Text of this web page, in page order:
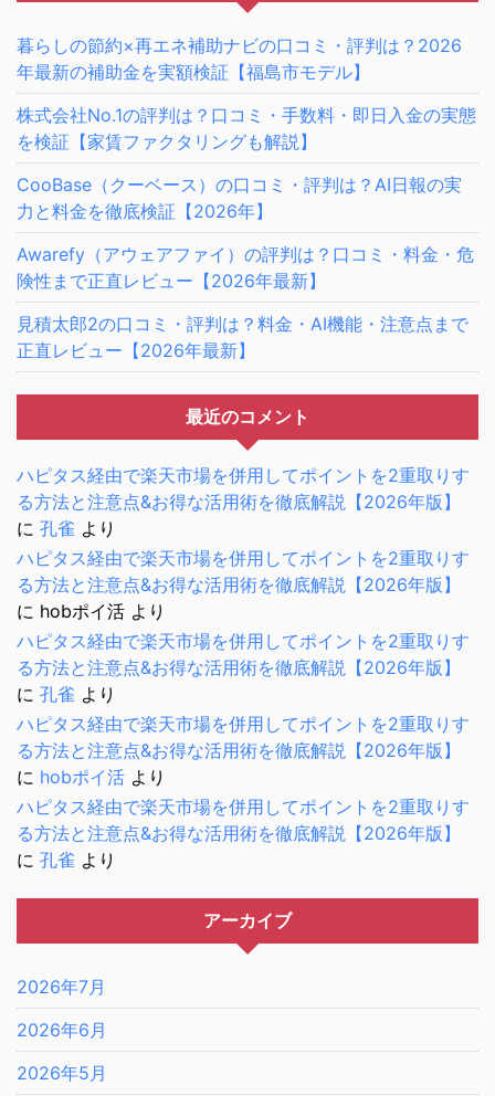
暮らしの節約×再エネ補助ナビの口コミ・評判は？2026
年最新の補助金を実額検証【福島市モデル】
株式会社No.1の評判は？口コミ・手数料・即日入金の実態
を検証【家賃ファクタリングも解説】
CooBase（クーベース）の口コミ・評判は？AI日報の実
力と料金を徹底検証【2026年】
Awarefy（アウェアファイ）の評判は？口コミ・料金・危
険性まで正直レビュー【2026年最新】
見積太郎2の口コミ・評判は？料金・AI機能・注意点まで
正直レビュー【2026年最新】
最近のコメント
ハピタス経由で楽天市場を併用してポイントを2重取りす
る方法と注意点&お得な活用術を徹底解説【2026年版】
に 孔雀 より
ハピタス経由で楽天市場を併用してポイントを2重取りす
る方法と注意点&お得な活用術を徹底解説【2026年版】
に hobポイ活 より
ハピタス経由で楽天市場を併用してポイントを2重取りす
る方法と注意点&お得な活用術を徹底解説【2026年版】
に 孔雀 より
ハピタス経由で楽天市場を併用してポイントを2重取りす
る方法と注意点&お得な活用術を徹底解説【2026年版】
に hobポイ活 より
ハピタス経由で楽天市場を併用してポイントを2重取りす
る方法と注意点&お得な活用術を徹底解説【2026年版】
に 孔雀 より
アーカイブ
2026年7月
2026年6月
2026年5月